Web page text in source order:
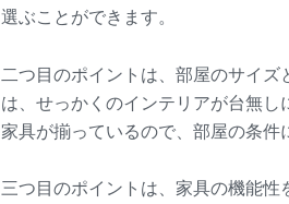
選ぶことができます。
二つ目のポイントは、部屋のサイ
は、せっかくのインテリアが台無
家具が揃っているので、部屋の条件
三つ目のポイントは、家具の機能